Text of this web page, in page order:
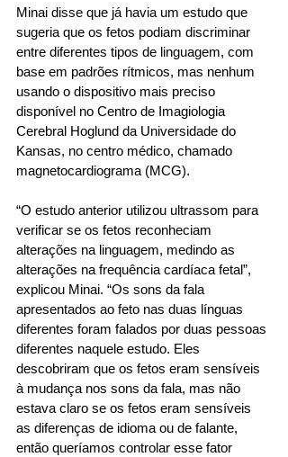
Minai disse que já havia um estudo que
sugeria que os fetos podiam discriminar
entre diferentes tipos de linguagem, com
base em padrões rítmicos, mas nenhum
usando o dispositivo mais preciso
disponível no Centro de Imagiologia
Cerebral Hoglund da Universidade do
Kansas, no centro médico, chamado
magnetocardiograma (MCG).
“O estudo anterior utilizou ultrassom para
verificar se os fetos reconheciam
alterações na linguagem, medindo as
alterações na frequência cardíaca fetal”,
explicou Minai. “Os sons da fala
apresentados ao feto nas duas línguas
diferentes foram falados por duas pessoas
diferentes naquele estudo. Eles
descobriram que os fetos eram sensíveis
à mudança nos sons da fala, mas não
estava claro se os fetos eram sensíveis
as diferenças de idioma ou de falante,
então queríamos controlar esse fator